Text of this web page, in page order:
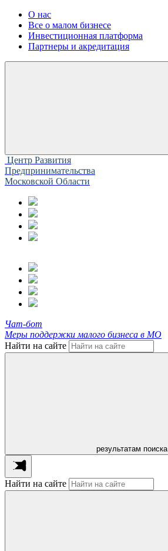
О нас
Все о малом бизнесе
Инвестиционная платформа
Партнеры и акредитация
Центр Развития
Предпринимательства
Московской Области
Чат-бот
Меры поддержки малого бизнеса в МО
Найти на сайте
результатам поиска
Найти на сайте